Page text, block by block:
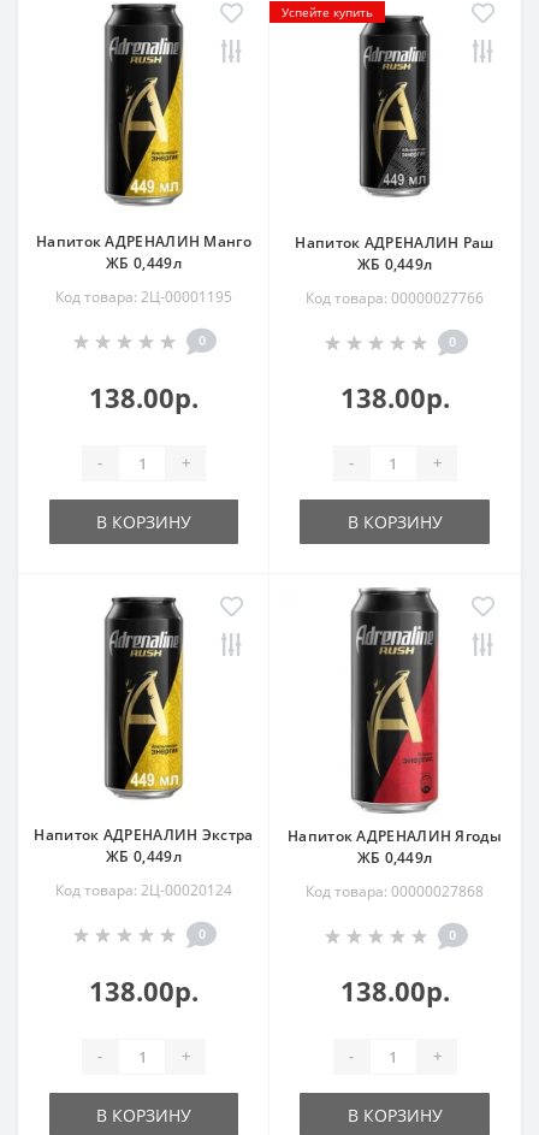
Напиток АДРЕНАЛИН Манго
ЖБ 0,449л
Код товара: 2Ц-00001195
0
138.00р.
- +
В КОРЗИНУ
Успейте купить
Напиток АДРЕНАЛИН Раш
ЖБ 0,449л
Код товара: 00000027766
0
138.00р.
- +
В КОРЗИНУ
Напиток АДРЕНАЛИН Экстра
ЖБ 0,449л
Код товара: 2Ц-00020124
0
138.00р.
- +
В КОРЗИНУ
Напиток АДРЕНАЛИН Ягоды
ЖБ 0,449л
Код товара: 00000027868
0
138.00р.
- +
В КОРЗИНУ